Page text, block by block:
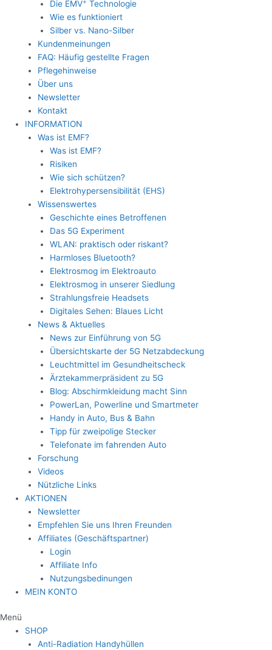
Die EMV
Technologie
Wie es funktioniert
Silber vs. Nano-Silber
Kundenmeinungen
FAQ: Häufig gestellte Fragen
Pflegehinweise
Über uns
Newsletter
Kontakt
INFORMATION
Was ist EMF?
Was ist EMF?
Risiken
Wie sich schützen?
Elektrohypersensibilität (EHS)
Wissenswertes
Geschichte eines Betroffenen
Das 5G Experiment
WLAN: praktisch oder riskant?
Harmloses Bluetooth?
Elektrosmog im Elektroauto
Elektrosmog in unserer Siedlung
Strahlungsfreie Headsets
Digitales Sehen: Blaues Licht
News & Aktuelles
News zur Einführung von 5G
Übersichtskarte der 5G Netzabdeckung
Leuchtmittel im Gesundheitscheck
Ärztekammerpräsident zu 5G
Blog: Abschirmkleidung macht Sinn
PowerLan, Powerline und Smartmeter
Handy in Auto, Bus & Bahn
Tipp für zweipolige Stecker
Telefonate im fahrenden Auto
Forschung
Videos
Nützliche Links
AKTIONEN
Newsletter
Empfehlen Sie uns Ihren Freunden
Affiliates (Geschäftspartner)
Login
Affiliate Info
Nutzungsbedinungen
MEIN KONTO
Menü
SHOP
Anti-Radiation Handyhüllen